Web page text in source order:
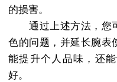
的损害。
通过上述方法，您
色的问题，并延长腕表
能提升个人品味，还
好。